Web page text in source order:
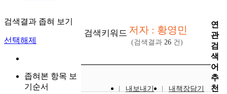
검색결과 좁혀 보기
선택해제
좁혀본 항목 보
기순서
검색키워드 저자 : 황영민
(검색결과 26 건)
내보내기
내책장담기
연
관
검
색
어
추
천